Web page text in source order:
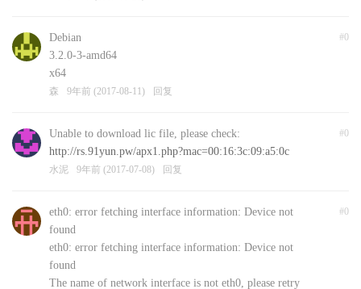
#0
Debian
3.2.0-3-amd64
x64
森 9年前 (2017-08-11) 回复
#0
Unable to download lic file, please check:
http://rs.91yun.pw/apx1.php?mac=00:16:3c:09:a5:0c
水泥 9年前 (2017-07-08) 回复
#0
eth0: error fetching interface information: Device not
found
eth0: error fetching interface information: Device not
found
The name of network interface is not eth0, please retry